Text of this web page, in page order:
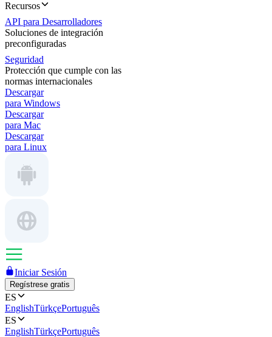
Recursos
API para Desarrolladores
Soluciones de integración
preconfiguradas
Seguridad
Protección que cumple con las
normas internacionales
Descargar
para Windows
Descargar
para Mac
Descargar
para Linux
Iniciar Sesión
Regístrese gratis
ES
EnglishTürkçePortuguês
ES
EnglishTürkçePortuguês